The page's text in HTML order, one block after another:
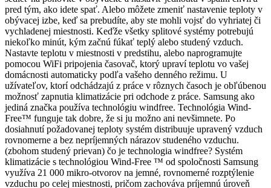
pred tým, ako idete spať. Alebo môžete zmeniť nastavenie teploty v
obývacej izbe, keď sa prebudíte, aby ste mohli vojsť do vyhriatej či
vychladenej miestnosti. Keďže všetky splitové systémy potrebujú
niekoľko minút, kým začnú fúkať teplý alebo studený vzduch.
Nastavte teplotu v miestnosti v predstihu, alebo naprogramujte
pomocou WiFi pripojenia časovač, ktorý upraví teplotu vo vašej
domácnosti automaticky podľa vašeho denného režimu. U
užívateľov, ktorí odchádzajú z práce v rôznych časoch je obľúbenou
možnosť zapnutia klimatizácie pri odchode z práce. Samsung ako
jediná značka používa technológiu windfree. Technológia Wind-
Free™ funguje tak dobre, že si ju možno ani nevšimnete. Po
dosiahnutí požadovanej teploty systém distribuuje upravený vzduch
rovnomerne a bez nepríjemných nárazov studeného vzduchu.
(zbohom studený prievan) čo je technologia windfree? Systém
klimatizácie s technológiou Wind-Free ™ od spoločnosti Samsung
využíva 21 000 mikro-otvorov na jemné, rovnomerné rozptýlenie
vzduchu po celej miestnosti, pričom zachováva príjemnú úroveň